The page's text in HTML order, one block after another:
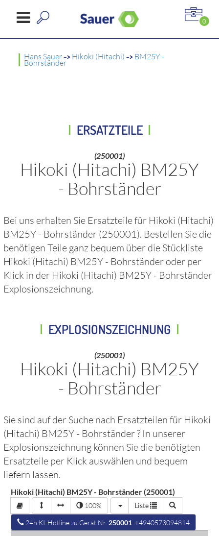
0
Hans Sauer-> Hikoki (Hitachi) -> BM25Y -
Bohrständer
ERSATZTEILE
(250001)
Hikoki (Hitachi) BM25Y
- Bohrständer
Bei uns erhalten Sie Ersatzteile für Hikoki (Hitachi)
BM25Y - Bohrständer (250001). Bestellen Sie die
benötigen Teile ganz bequem über die Stückliste
Hikoki (Hitachi) BM25Y - Bohrständer oder per
Klick in der Hikoki (Hitachi) BM25Y - Bohrständer
Explosionszeichnung.
EXPLOSIONSZEICHNUNG
(250001)
Hikoki (Hitachi) BM25Y
- Bohrständer
Sie sind auf der Suche nach Ersatzteilen für Hikoki
(Hitachi) BM25Y - Bohrständer? In unserer
Explosionszeichnung können Sie die benötigten
Ersatzteile per Klick auswählen und bequem
liefern lassen.
Hikoki (Hitachi) BM25Y - Bohrständer (250001)
100% Liste
24h KI-Hotline zu Gerät Nr. 250001: +4940573094814